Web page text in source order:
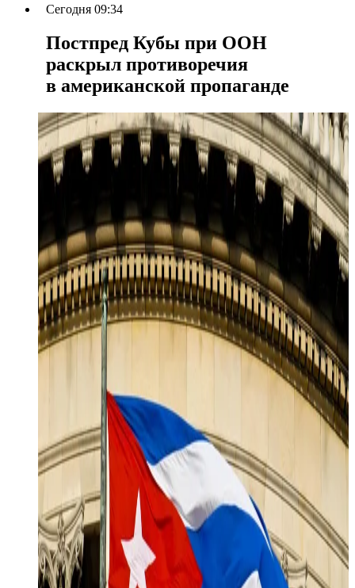
Сегодня 09:34
Постпред Кубы при ООН
раскрыл противоречия
в американской пропаганде